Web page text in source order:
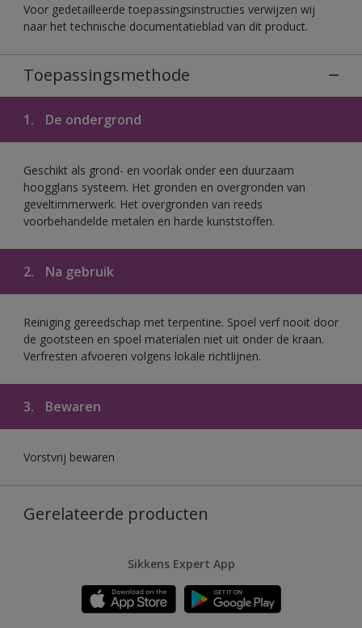
Voor gedetailleerde toepassingsinstructies verwijzen wij
naar het technische documentatieblad van dit product.
Toepassingsmethode
1. De ondergrond
Geschikt als grond- en voorlak onder een duurzaam
hoogglans systeem. Het gronden en overgronden van
geveltimmerwerk. Het overgronden van reeds
voorbehandelde metalen en harde kunststoffen.
2. Na gebruik
Reiniging gereedschap met terpentine. Spoel verf nooit door
de gootsteen en spoel materialen niet uit onder de kraan.
Verfresten afvoeren volgens lokale richtlijnen.
3. Bewaren
Vorstvrij bewaren
Gerelateerde producten
Sikkens Expert App